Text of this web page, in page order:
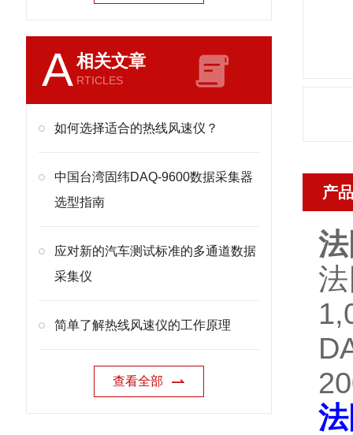
A相关文章
RTICLES
如何选择适合的热线风速仪？
中国台湾固纬DAQ-9600数据采集器
选型指南
应对新的汽车测试标准的多通道数据
采集仪
简单了解热线风速仪的工作原理
查看全部
产